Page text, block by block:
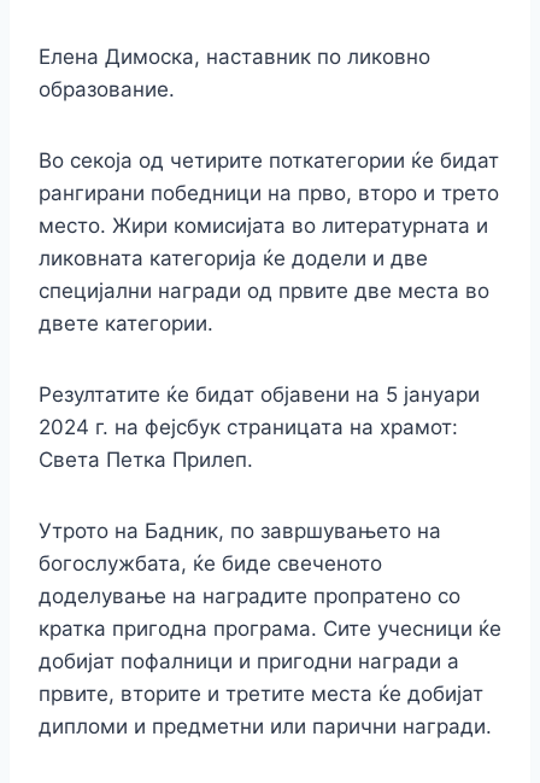
Елена Димоска, наставник по ликовно
образование.
Во секоја од четирите поткатегории ќе бидат
рангирани победници на прво, второ и трето
место. Жири комисијата во литературната и
ликовната категорија ќе додели и две
специјални награди од првите две места во
двете категории.
Резултатите ќе бидат објавени на 5 јануари
2024 г. на фејсбук страницата на храмот:
Света Петка Прилеп.
Утрото на Бадник, по завршувањето на
богослужбата, ќе биде свеченото
доделување на наградите пропратено со
кратка пригодна програма. Сите учесници ќе
добијат пофалници и пригодни награди а
првите, вторите и третите места ќе добијат
дипломи и предметни или парични награди.